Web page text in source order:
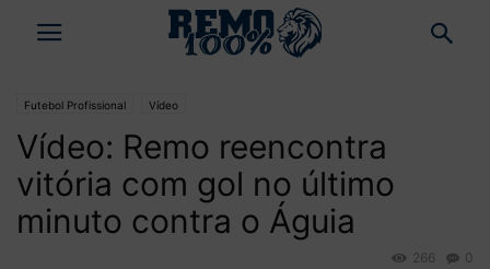
Futebol Profissional Vídeo
Vídeo: Remo reencontra
vitória com gol no último
minuto contra o Águia
0
266